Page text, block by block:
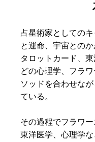
占星術家としての
と運命、宇宙との
タロットカード、
どの心理学、フラ
ソッドを合わせな
ている。
その過程でフラワ
東洋医学、心理学